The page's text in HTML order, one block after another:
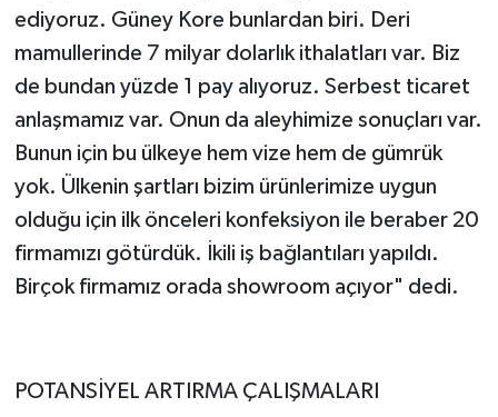
ediyoruz. Güney Kore bunlardan biri. Deri
mamullerinde 7 milyar dolarlık ithalatları var. Biz
de bundan yüzde 1 pay alıyoruz. Serbest ticaret
anlaşmamız var. Onun da aleyhimize sonuçları var.
Bunun için bu ülkeye hem vize hem de gümrük
yok. Ülkenin şartları bizim ürünlerimize uygun
olduğu için ilk önceleri konfeksiyon ile beraber 20
firmamızı götürdük. İkili iş bağlantıları yapıldı.
Birçok firmamız orada showroom açıyor" dedi.
POTANSİYEL ARTIRMA ÇALIŞMALARI